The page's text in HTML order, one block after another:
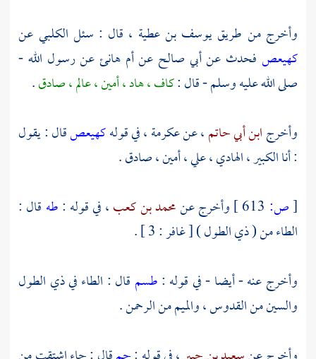
وأخرج من طريقيوسف بن عطية ، قال : سئل الكلبي عن
كهيعص فحدث عنأبي صالح عنأم هانئعن رسول الله -
صلى الله عليه وسلم - قال :كاف ، هاد ، أمين ، عالم ، صادق.
وأخرجابن أبي حاتم، عنعكرمة، في قولهكهيعصقال : يقول
: أنا الكبير ، الهادي ، علي ، أمين ، صادق .
[ص: وأخرج عنمحمد بن كعب، في قوله :طه قال :
الطاء من ( ذي الطول ) [ غافر : 3 ] .
وأخرج عنه - أيضا - في قوله :طسم قال : الطاء في ذي الطول
والسين من القدوس ، والميم من الرحمن .